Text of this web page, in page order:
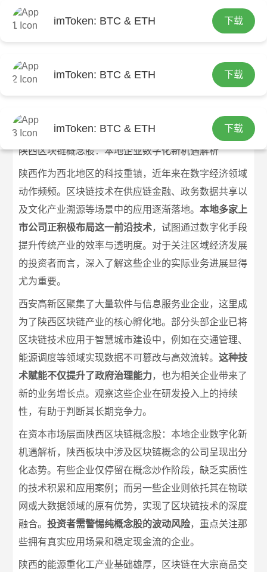
imToken: BTC & ETH 下载
imToken: BTC & ETH 下载
imToken: BTC & ETH 下载
首页
陕西区块链概念股：本地企业数字化新
机遇解析
陕西区块链概念股：本地企业数字化新机遇解析
陕西作为西北地区的科技重镇，近年来在数字经济领域
动作频频。区块链技术在供应链金融、政务数据共享以
及文化产业溯源等场景中的应用逐渐落地。 本地多家上
市公司正积极布局这一前沿技术，试图通过数字化手段
提升传统产业的效率与透明度。对于关注区域经济发展
的投资者而言，深入了解这些企业的实际业务进展显得
尤为重要。
西安高新区聚集了大量软件与信息服务业企业，这里成
为了陕西区块链产业的核心孵化地。部分头部企业已将
区块链技术应用于智慧城市建设中，例如在交通管理、
能源调度等领域实现数据不可篡改与高效流转。 这种技
术赋能不仅提升了政府治理能力，也为相关企业带来了
新的业务增长点。观察这些企业在研发投入上的持续
性，有助于判断其长期竞争力。
在资本市场层面陕西区块链概念股：本地企业数字化新
机遇解析，陕西板块中涉及区块链概念的公司呈现出分
化态势。有些企业仅停留在概念炒作阶段，缺乏实质性
的技术积累和应用案例；而另一些企业则依托其在物联
网或大数据领域的原有优势，实现了区块链技术的深度
融合。 投资者需警惕纯概念股的波动风险，重点关注那
些拥有真实应用场景和稳定现金流的企业。
陕西的能源重化工产业基础雄厚，区块链在大宗商品交